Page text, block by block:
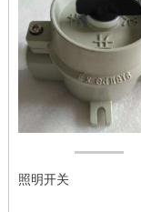
照明开关